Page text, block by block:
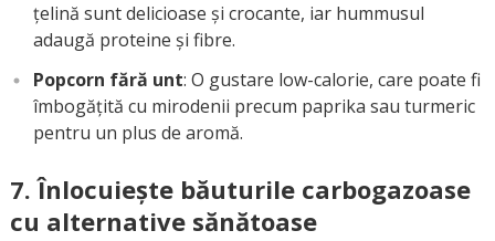
țelină sunt delicioase și crocante, iar hummusul
adaugă proteine și fibre.
Popcorn fără unt: O gustare low-calorie, care poate fi
îmbogățită cu mirodenii precum paprika sau turmeric
pentru un plus de aromă.
7.Înlocuiește băuturile carbogazoase
cu alternative sănătoase